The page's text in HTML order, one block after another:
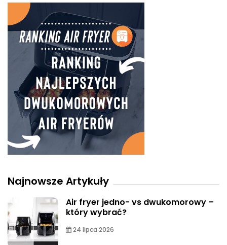
Najnowsze Artykuły
Air fryer jedno- vs dwukomorowy –
który wybrać?
24 lipca 2026